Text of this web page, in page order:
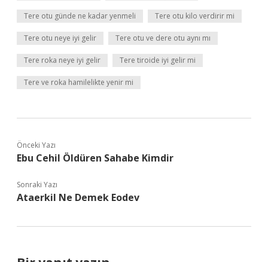
Tere otu günde ne kadar yenmeli Tere otu kilo verdirir mi
Tere otu neye iyi gelir Tere otu ve dere otu aynı mı
Tere roka neye iyi gelir Tere tiroide iyi gelir mi
Tere ve roka hamilelikte yenir mi
Önceki Yazı
Ebu Cehil Öldüren Sahabe Kimdir
Sonraki Yazı
Ataerkil Ne Demek Eodev